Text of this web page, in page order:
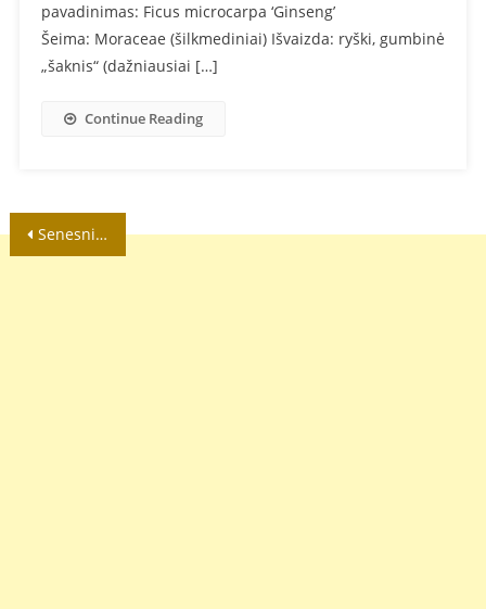
pavadinimas: Ficus microcarpa ‘Ginseng’
Šeima: Moraceae (šilkmediniai) Išvaizda: ryški, gumbinė
„šaknis“ (dažniausiai […]
Continue Reading
Navigacija
Senesni įrašai